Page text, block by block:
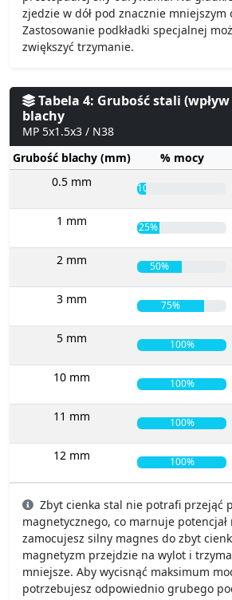
zjedzie w dół pod znacznie mniejszym
Zastosowanie podkładki specjalnej
zwiększyć trzymanie.
Tabela 4: Grubość stali
blachy
MP 5x1.5x3 / N38
Grubość blachy (mm)
% mocy
0.5 mm
10%
1 mm 25%
2 mm 50%
3 mm 75%
5 mm 100%
10 mm 100%
11 mm 100%
12 mm 100%
Zbyt cienka stal nie potrafi przejąć
magnetycznego, co marnuje potencjał
zamocujesz silny magnes do zbyt
magnetyzm przejdzie na wylot i
mniejsze. Aby wycisnąć maksimum
potrzebujesz odpowiednio grubego